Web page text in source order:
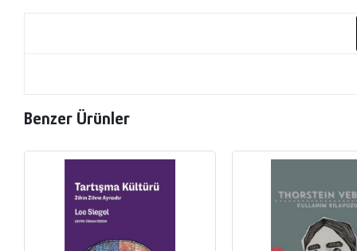
Benzer Ürünler